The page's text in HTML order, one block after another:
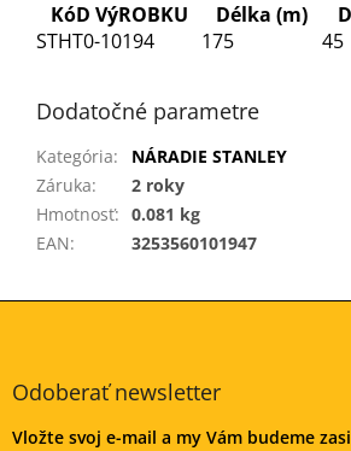
KóD VýROBKU
Délka (m)
STHT0-10194
175 45
Dodatočné parametre
Kategória:
NÁRADIE STANLEY
Záruka:
2 roky
Hmotnosť: 0.081 kg
EAN: 3253560101947
Z
Odoberať newsletter
Vložte svoj e-mail a my Vám budeme